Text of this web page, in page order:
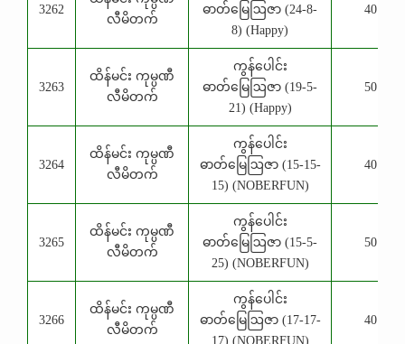
3262
လီမိတက်
ဓာတ်မြေဩဇာ (24-8-
8) (Happy)
40 Kg
3263
ထိန်မင်း ကုမ္ပဏီ
လီမိတက်
ကွန်ပေါင်း
ဓာတ်မြေဩဇာ (19-5-
21) (Happy)
50 Kg
3264
ထိန်မင်း ကုမ္ပဏီ
လီမိတက်
ကွန်ပေါင်း
ဓာတ်မြေဩဇာ (15-15-
15) (NOBERFUN)
40 Kg
3265
ထိန်မင်း ကုမ္ပဏီ
လီမိတက်
ကွန်ပေါင်း
ဓာတ်မြေဩဇာ (15-5-
25) (NOBERFUN)
50 Kg
3266
ထိန်မင်း ကုမ္ပဏီ
လီမိတက်
ကွန်ပေါင်း
ဓာတ်မြေဩဇာ (17-17-
17) (NOBERFUN)
40 Kg